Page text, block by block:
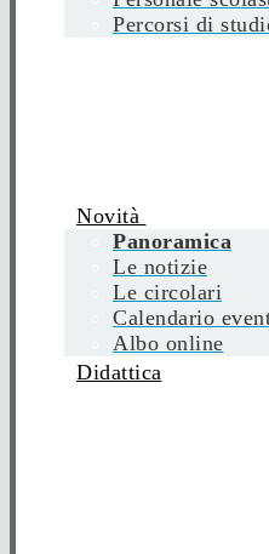
Percorsi di
Novità
Panoramica
Le notizie
Le circolari
Calendario
Albo online
Didattica